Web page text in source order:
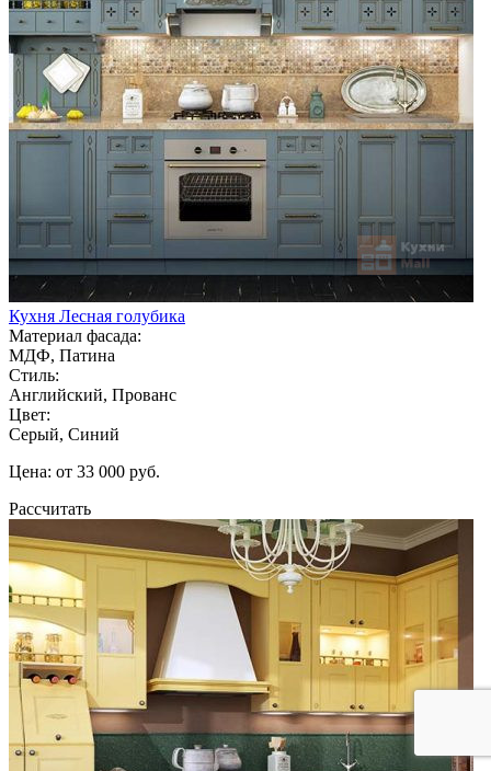
Кухня Лесная голубика
Материал фасада:
МДФ, Патина
Стиль:
Английский, Прованс
Цвет:
Серый, Синий
Цена: от 33 000 руб.
Рассчитать